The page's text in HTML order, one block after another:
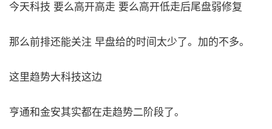
今天科技 要么高开高走 要么高开低走后尾盘弱修复
那么前排还能关注 早盘给的时间太少了。加的不多。
这里趋势大科技这边
亨通和金安其实都在走趋势二阶段了。